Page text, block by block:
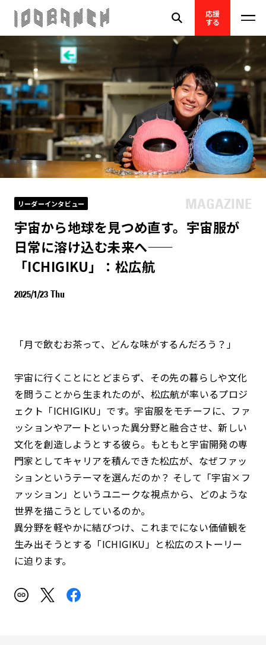
応援
する
リーダーインタビュー
宇宙から地球を見つめ直す。宇宙服が
日常に溶け込む未来へ——
「ICHIGIKU」：松広航
2025/1/23 Thu
「月で飲むお茶って、どんな味がするんだろう？」
宇宙に行くことにとどまらず、その先の暮らしや文化
を問うことから生まれたのが、松広航が率いるプロジ
ェクト「ICHIGIKU」です。宇宙服をモチーフに、ファ
ッションやアートといった異分野と融合させ、新しい
文化を創造しようとする彼ら。もともと宇宙開発の専
門家としてキャリアを積んできた松広が、なぜファッ
ションというテーマを選んだのか？ そして「宇宙×フ
ァッション」というユニークな視点から、どのような
世界を描こうとしているのか。
異分野を軽やかに結びつけ、これまでにない価値観を
生み出そうとする「ICHIGIKU」と松広のストーリー
に迫ります。